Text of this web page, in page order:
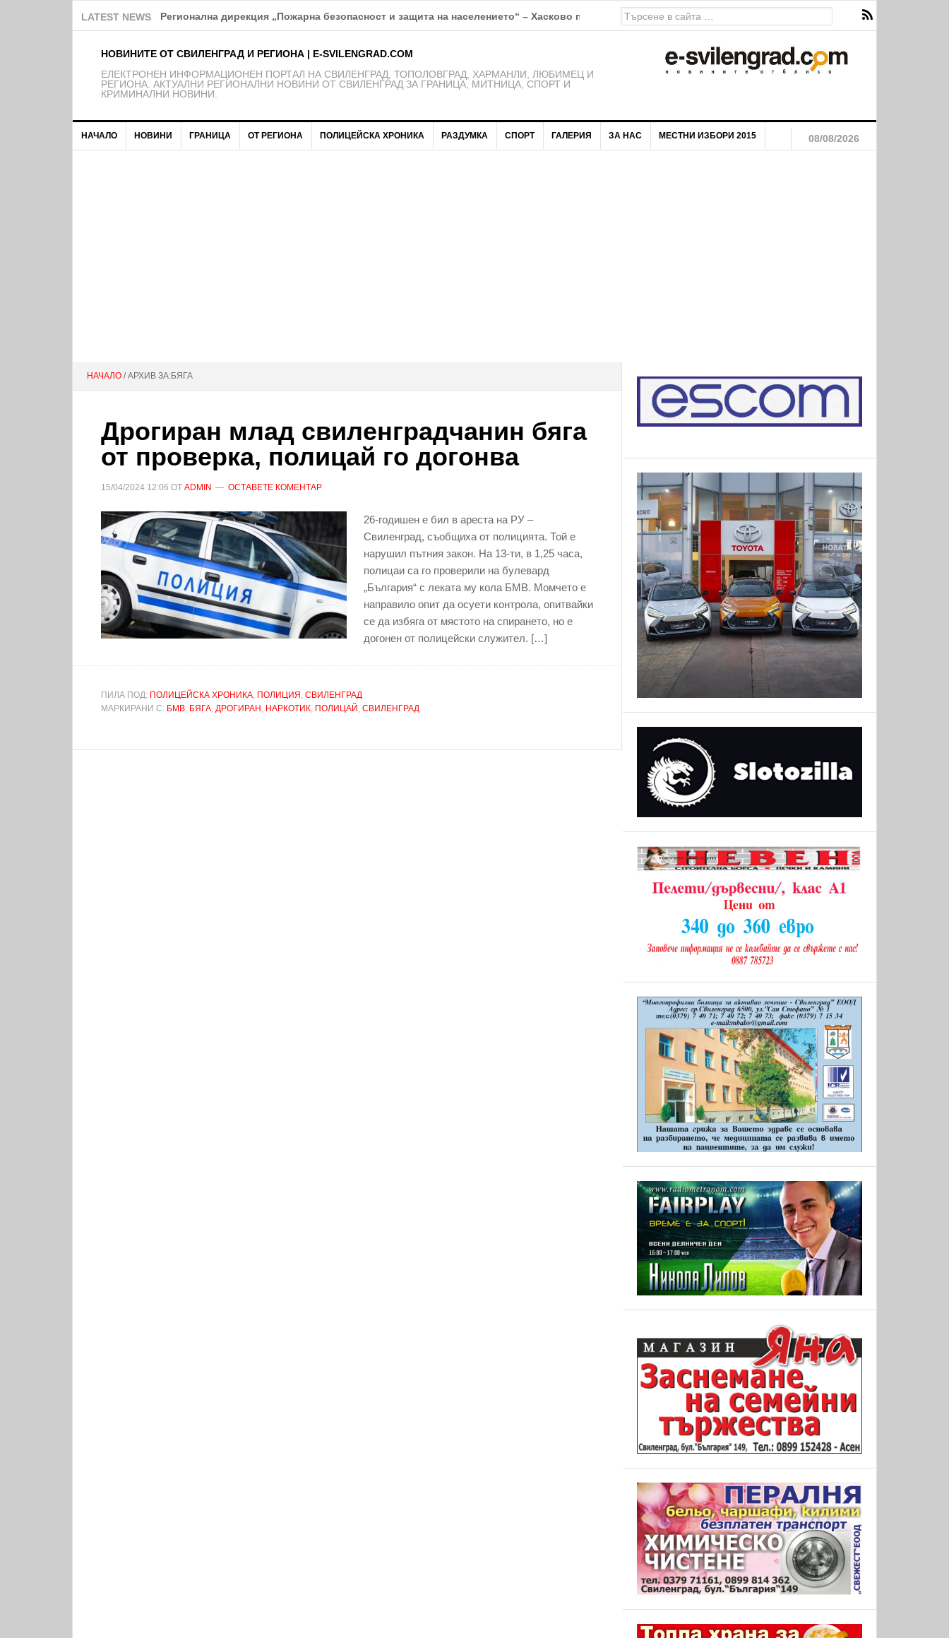
LATEST NEWS Регионална дирекция „Пожарна безопасност и защита на населението“ – Хасково предупреждава за екстремен риск от пожари
НОВИНИТЕ ОТ СВИЛЕНГРАД И РЕГИОНА | E-SVILENGRAD.COM
EЛЕКТРОНЕН ИНФОРМАЦИОНЕН ПОРТАЛ НА СВИЛЕНГРАД, ТОПОЛОВГРАД, ХАРМАНЛИ, ЛЮБИМЕЦ И
РЕГИОНА. АКТУАЛНИ РЕГИОНАЛНИ НОВИНИ ОТ СВИЛЕНГРАД ЗА ГРАНИЦА, МИТНИЦА, СПОРТ И
КРИМИНАЛНИ НОВИНИ.
НАЧАЛО НОВИНИ ГРАНИЦА ОТ РЕГИОНА ПОЛИЦЕЙСКА ХРОНИКА РАЗДУМКА СПОРТ ГАЛЕРИЯ ЗА НАС МЕСТНИ ИЗБОРИ 2015 08/08/2026
НАЧАЛО / АРХИВ ЗА:БЯГА
Дрогиран млад свиленградчанин бяга
от проверка, полицай го догонва
15/04/2024 12:06 ОТ ADMIN ОСТАВЕТЕ КОМЕНТАР
26-годишен е бил в ареста на РУ –
Свиленград, съобщиха от полицията. Той е
нарушил пътния закон. На 13-ти, в 1,25 часа,
полицаи са го проверили на булевард
„България“ с леката му кола БМВ. Момчето е
направило опит да осуети контрола, опитвайки
се да избяга от мястото на спирането, но е
догонен от полицейски служител. […]
ПИЛА ПОД: ПОЛИЦЕЙСКА ХРОНИКА, ПОЛИЦИЯ , СВИЛЕНГРАД
МАРКИРАНИ С: БМВ, БЯГА, ДРОГИРАН , НАРКОТИК, ПОЛИЦАЙ , СВИЛЕНГРАД